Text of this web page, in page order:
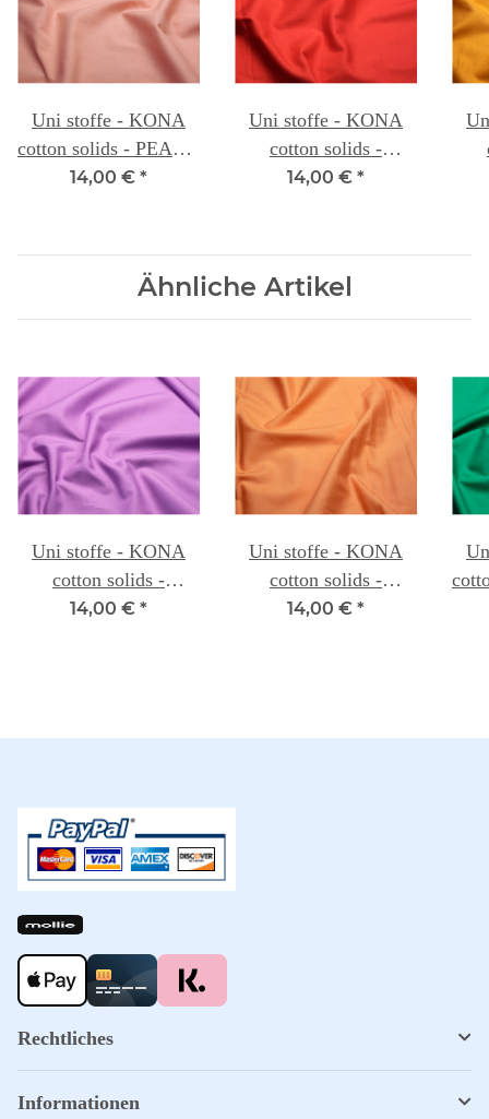
Uni stoffe - KONA
cotton solids - PEACH
036
14,00 € *
Uni stoffe - KONA
cotton solids -
CORAL 018
14,00 € *
Ähnliche Artikel
Uni stoffe - KONA
cotton solids -
VIOLET 053
14,00 € *
Uni stoffe - KONA
cotton solids -
MANGO 016A
14,00 € *
Rechtliches
Informationen